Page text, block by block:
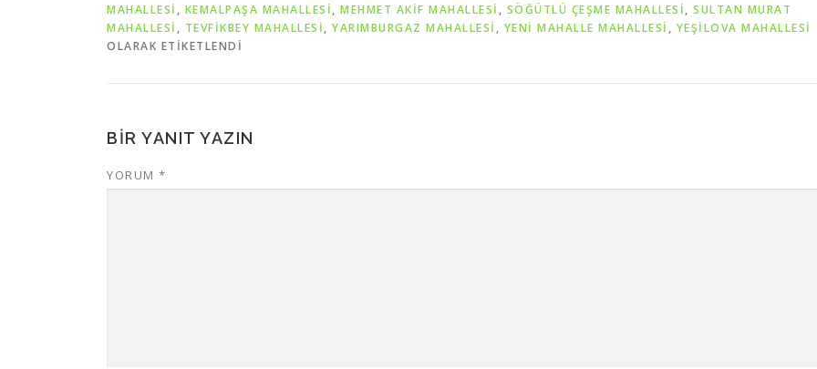
MAHALLESİ , KEMALPAŞA MAHALLESİ, MEHMET AKİF MAHALLESİ , SÖĞÜTLÜ ÇEŞME MAHALLESİ, SULTAN MURAT
MAHALLESİ , TEVFİKBEY MAHALLESİ, YARIMBURGAZ MAHALLESİ , YENİ MAHALLE MAHALLESİ , YEŞİLOVA MAHALLESİ
OLARAK ETIKETLENDI
BIR YANIT YAZIN
YORUM *